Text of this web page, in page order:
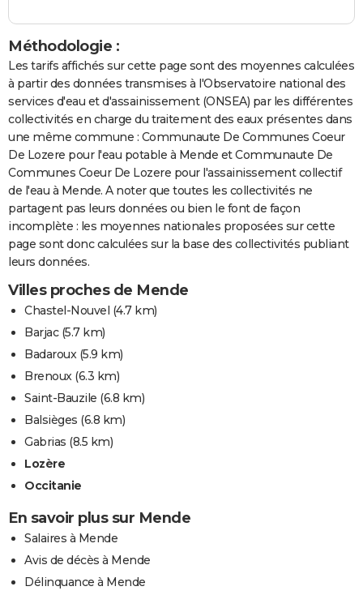
Méthodologie :
Les tarifs affichés sur cette page sont des moyennes calculées
à partir des données transmises à l'Observatoire national des
services d'eau et d'assainissement (ONSEA) par les différentes
collectivités en charge du traitement des eaux présentes dans
une même commune : Communaute De Communes Coeur
De Lozere pour l'eau potable à Mende et Communaute De
Communes Coeur De Lozere pour l'assainissement collectif
de l'eau à Mende. A noter que toutes les collectivités ne
partagent pas leurs données ou bien le font de façon
incomplète : les moyennes nationales proposées sur cette
page sont donc calculées sur la base des collectivités publiant
leurs données.
Villes proches de Mende
Chastel-Nouvel (4.7 km)
Barjac(5.7 km)
Badaroux(5.9 km)
Brenoux(6.3 km)
Saint-Bauzile (6.8 km)
Balsièges (6.8 km)
Gabrias (8.5 km)
Lozère
Occitanie
En savoir plus sur Mende
Salaires à Mende
Avis de décès à Mende
Délinquance à Mende